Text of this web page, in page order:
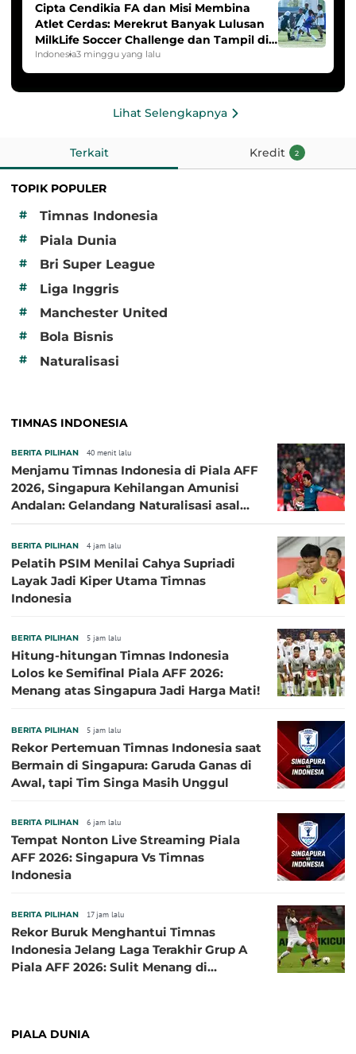
Cipta Cendikia FA dan Misi Membina
Atlet Cerdas: Merekrut Banyak Lulusan
MilkLife Soccer Challenge dan Tampil di
HYDROPLUS Soccer League
Indonesia3 minggu yang lalu
Lihat Selengkapnya
Terkait Kredit 2
TOPIK POPULER
#
Timnas Indonesia
# Piala Dunia
# Bri Super League
# Liga Inggris
# Manchester United
# Bola Bisnis
# Naturalisasi
TIMNAS INDONESIA
BERITA PILIHAN 40 menit lalu
Menjamu Timnas Indonesia di Piala AFF
2026, Singapura Kehilangan Amunisi
Andalan: Gelandang Naturalisasi asal
BERITA PILIHAN 4 jam lalu
Pelatih PSIM Menilai Cahya Supriadi
Layak Jadi Kiper Utama Timnas
Indonesia
BERITA PILIHAN 5 jam lalu
Hitung-hitungan Timnas Indonesia
Lolos ke Semifinal Piala AFF 2026:
Menang atas Singapura Jadi Harga Mati!
BERITA PILIHAN 5 jam lalu
Rekor Pertemuan Timnas Indonesia saat
Bermain di Singapura: Garuda Ganas di
Awal, tapi Tim Singa Masih Unggul
BERITA PILIHAN 6 jam lalu
Tempat Nonton Live Streaming Piala
AFF 2026: Singapura Vs Timnas
Indonesia
BERITA PILIHAN 17 jam lalu
Rekor Buruk Menghantui Timnas
Indonesia Jelang Laga Terakhir Grup A
Piala AFF 2026: Sulit Menang di
PIALA DUNIA